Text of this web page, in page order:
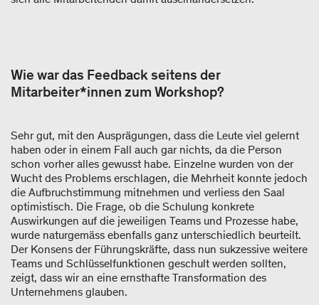
Wie war das Feedback seitens der
Mitarbeiter*innen zum Workshop?
Sehr gut, mit den Ausprägungen, dass die Leute viel gelernt
haben oder in einem Fall auch gar nichts, da die Person
schon vorher alles gewusst habe. Einzelne wurden von der
Wucht des Problems erschlagen, die Mehrheit konnte jedoch
die Aufbruchstimmung mitnehmen und verliess den Saal
optimistisch. Die Frage, ob die Schulung konkrete
Auswirkungen auf die jeweiligen Teams und Prozesse habe,
wurde naturgemäss ebenfalls ganz unterschiedlich beurteilt.
Der Konsens der Führungskräfte, dass nun sukzessive weitere
Teams und Schlüsselfunktionen geschult werden sollten,
zeigt, dass wir an eine ernsthafte Transformation des
Unternehmens glauben.